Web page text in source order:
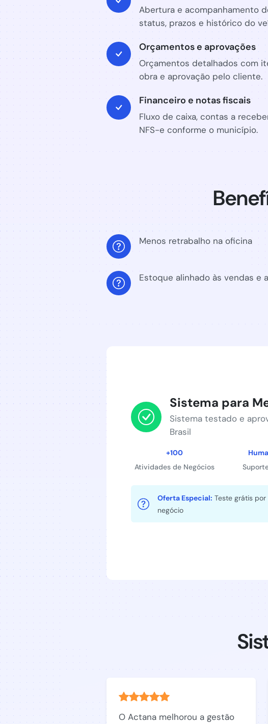
Abertura e acompanhamento
status, prazos e histórico do
Orçamentos e aprovações
Orçamentos detalhados com
obra e aprovação pelo cliente.
Financeiro e notas fiscais
Fluxo de caixa, contas a
NFS-e conforme o município.
Menos retrabalho na oficina
Estoque alinhado às vendas e
Sistema para
Sistema testado e
Brasil
+100
Atividades de Negócios
Oferta Especial: Teste grátis por
negócio
O Actana melhorou a gestão